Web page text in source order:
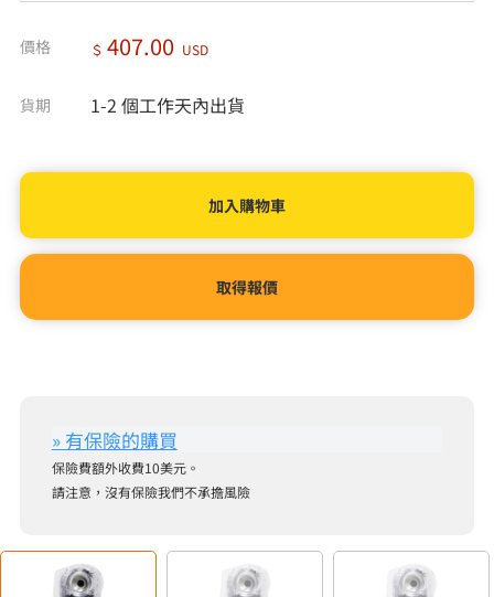
價格 ＄ 407.00 USD
貨期 1-2 個工作天內出貨
取得報價
保險費額外收費10美元。
請注意，沒有保險我們不承擔風險